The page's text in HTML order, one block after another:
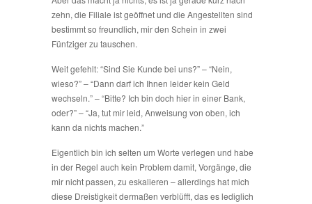
zehn, die Filiale ist geöffnet und die Angestellten sind
bestimmt so freundlich, mir den Schein in zwei
Fünfziger zu tauschen.
Weit gefehlt: “Sind Sie Kunde bei uns?” – “Nein,
wieso?” – “Dann darf ich Ihnen leider kein Geld
wechseln.” – “Bitte? Ich bin doch hier in einer Bank,
oder?” – “Ja, tut mir leid, Anweisung von oben, ich
kann da nichts machen.”
Eigentlich bin ich selten um Worte verlegen und habe
in der Regel auch kein Problem damit, Vorgänge, die
mir nicht passen, zu eskalieren – allerdings hat mich
diese Dreistigkeit dermaßen verblüfft, das es lediglich